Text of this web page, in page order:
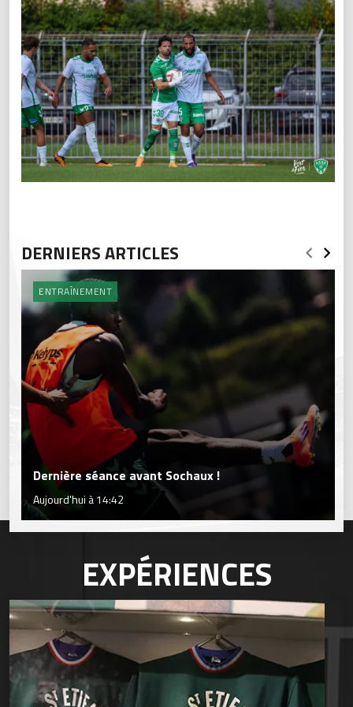
DERNIERS ARTICLES
ENTRAÎNEMENT
Dernière séance avant Sochaux !
Aujourd'hui à 14:42
EXPÉRIENCES